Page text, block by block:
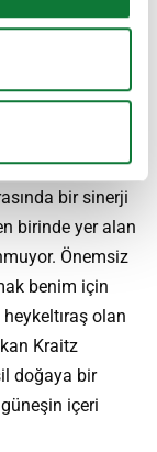
bir şey
da
bir sinerji
birinde yer alan
Önemsiz
benim için
olan
Kraitz
doğaya bir
içeri